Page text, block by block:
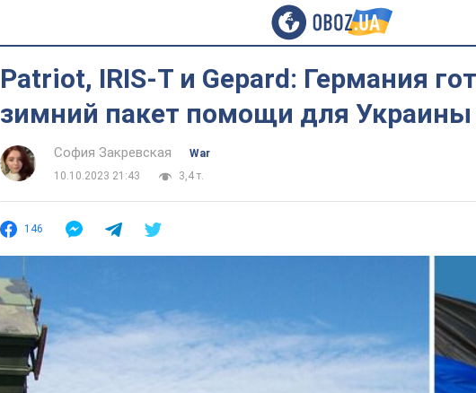
Patriot, IRIS-T и Gepard: Германия
зимний пакет помощи для
София Закревская
War
10.10.2023 21:43
3,4 т.
146